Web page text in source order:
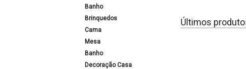
Banho
Brinquedos
Cama
Mesa
Banho
Decoração Casa
Últimos